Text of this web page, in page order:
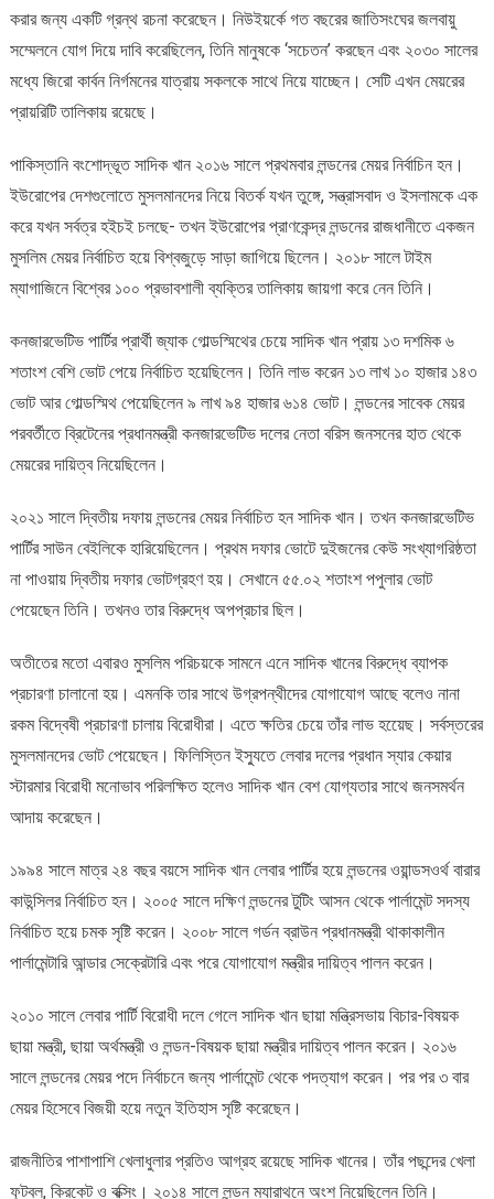
করার জন্য একটি গ্রন্থ রচনা করেছেন। নিউইয়র্কে গত বছরের জাতিসংঘের জলবায়ু
সম্মেলনে যোগ দিয়ে দাবি করেছিলেন, তিনি মানুষকে ‘সচেতন’ করছেন এবং ২০৩০ সালের
মধ্যে জিরো কার্বন নির্গমনের যাত্রায় সকলকে সাথে নিয়ে যাচ্ছেন। সেটি এখন মেয়রের
প্রায়রিটি তালিকায় রয়েছে।
পাকিস্তানি বংশোদ্ভূত সাদিক খান ২০১৬ সালে প্রথমবার লন্ডনের মেয়র নির্বাচিন হন।
ইউরোপের দেশগুলোতে মুসলমানদের নিয়ে বিতর্ক যখন তুঙ্গে, সন্ত্রাসবাদ ও ইসলামকে এক
করে যখন সর্বত্র হইচই চলছে- তখন ইউরোপের প্রাণকেন্দ্র লন্ডনের রাজধানীতে একজন
মুসলিম মেয়র নির্বাচিত হয়ে বিশ্বজুড়ে সাড়া জাগিয়ে ছিলেন। ২০১৮ সালে টাইম
ম্যাগাজিনে বিশ্বের ১০০ প্রভাবশালী ব্যক্তির তালিকায় জায়গা করে নেন তিনি।
কনজারভেটিভ পার্টির প্রার্থী জ্যাক গোল্ডস্মিথের চেয়ে সাদিক খান প্রায় ১৩ দশমিক ৬
শতাংশ বেশি ভোট পেয়ে নির্বাচিত হয়েছিলেন। তিনি লাভ করেন ১৩ লাখ ১০ হাজার ১৪৩
ভোট আর গোল্ডস্মিথ পেয়েছিলেন ৯ লাখ ৯৪ হাজার ৬১৪ ভোট। লন্ডনের সাবেক মেয়র
পরবর্তীতে ব্রিটেনের প্রধানমন্ত্রী কনজারভেটিভ দলের নেতা বরিস জনসনের হাত থেকে
মেয়রের দায়িত্ব নিয়েছিলেন।
২০২১ সালে দ্বিতীয় দফায় লন্ডনের মেয়র নির্বাচিত হন সাদিক খান। তখন কনজারভেটিভ
পার্টির সাউন বেইলিকে হারিয়েছিলেন। প্রথম দফার ভোটে দুইজনের কেউ সংখ্যাগরিষ্ঠতা
না পাওয়ায় দ্বিতীয় দফার ভোটগ্রহণ হয়। সেখানে ৫৫.০২ শতাংশ পপুলার ভোট
পেয়েছেন তিনি। তখনও তার বিরুদ্ধে অপপ্রচার ছিল।
অতীতের মতো এবারও মুসলিম পরিচয়কে সামনে এনে সাদিক খানের বিরুদ্ধে ব্যাপক
প্রচারণা চালানো হয়। এমনকি তার সাথে উগ্রপন্থীদের যোগাযোগ আছে বলেও নানা
রকম বিদ্বেষী প্রচারণা চালায় বিরোধীরা। এতে ক্ষতির চেয়ে তাঁর লাভ হয়েেছ। সর্বস্তরের
মুসলমানদের ভোট পেয়েছেন। ফিলিস্তিন ইস্যুতে লেবার দলের প্রধান স্যার কেয়ার
স্টারমার বিরোধী মনোভাব পরিলক্ষিত হলেও সাদিক খান বেশ যোগ্যতার সাথে জনসমর্থন
আদায় করেছেন।
১৯৯৪ সালে মাত্র ২৪ বছর বয়সে সাদিক খান লেবার পার্টির হয়ে লন্ডনের ওয়ান্ডসওর্থ বারার
কাউন্সিলর নির্বাচিত হন। ২০০৫ সালে দক্ষিণ লন্ডনের টুটিং আসন থেকে পার্লামেন্ট সদস্য
নির্বাচিত হয়ে চমক সৃষ্টি করেন। ২০০৮ সালে গর্ডন ব্রাউন প্রধানমন্ত্রী থাকাকালীন
পার্লামেন্টারি আন্ডার সেক্রেটারি এবং পরে যোগাযোগ মন্ত্রীর দায়িত্ব পালন করেন।
২০১০ সালে লেবার পার্টি বিরোধী দলে গেলে সাদিক খান ছায়া মন্ত্রিসভায় বিচার-বিষয়ক
ছায়া মন্ত্রী, ছায়া অর্থমন্ত্রী ও লন্ডন-বিষয়ক ছায়া মন্ত্রীর দায়িত্ব পালন করেন। ২০১৬
সালে লন্ডনের মেয়র পদে নির্বাচনে জন্য পার্লামেন্ট থেকে পদত্যাগ করেন। পর পর ৩ বার
মেয়র হিসেবে বিজয়ী হয়ে নতুন ইতিহাস সৃষ্টি করেছেন।
রাজনীতির পাশাপাশি খেলাধুলার প্রতিও আগ্রহ রয়েছে সাদিক খানের। তাঁর পছন্দের খেলা
ফুটবল, ক্রিকেট ও বক্সিং। ২০১৪ সালে লন্ডন ম্যারাথনে অংশ নিয়েছিলেন তিনি।